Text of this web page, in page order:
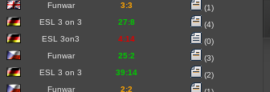
Funwar 3:3
(1)
ESL 3 on 3 27:8
(4)
ESL 3on3 4:14
(0)
Funwar 25:2
(3)
ESL 3 on 3 39:14
(2)
Funwar 2:2